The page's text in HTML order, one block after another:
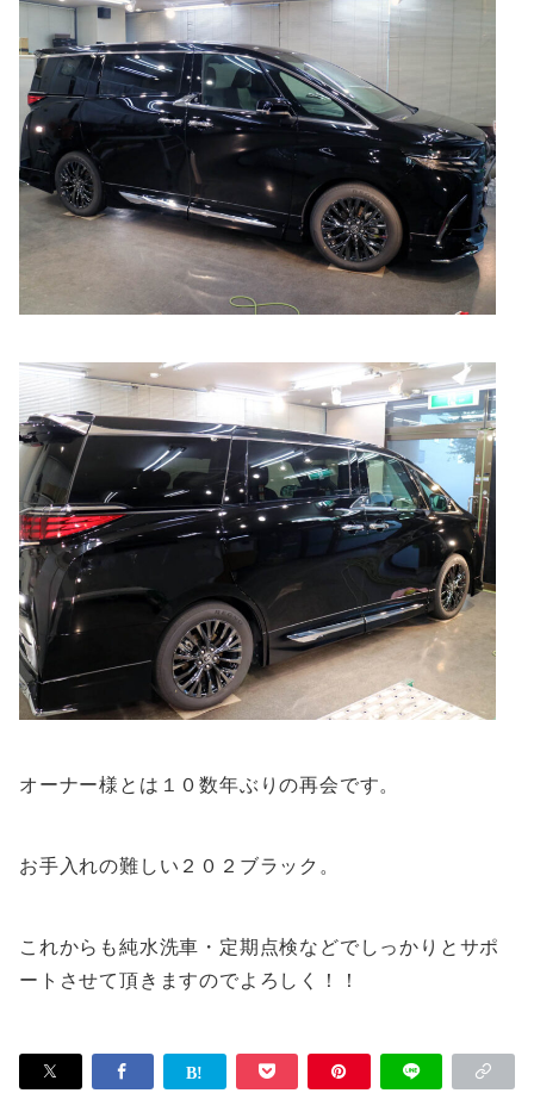
オーナー様とは１０数年ぶりの再会です。
お手入れの難しい２０２ブラック。
これからも純水洗車・定期点検などでしっかりとサポ
ートさせて頂きますのでよろしく！！